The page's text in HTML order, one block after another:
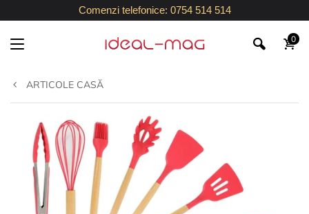
Comenzi telefonice: 0754 514 514
0
ARTICOLE CASĂ